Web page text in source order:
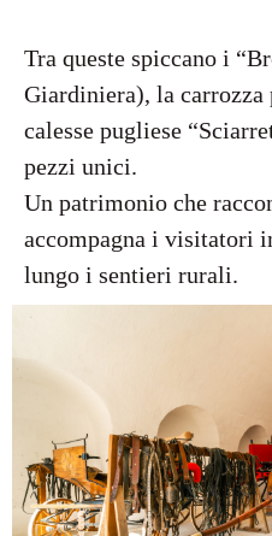
Tra queste spiccano i
Giardiniera), la carrozza
calesse pugliese
pezzi unici.
Un patrimonio che
accompagna i visitatori
lungo i sentieri rurali.